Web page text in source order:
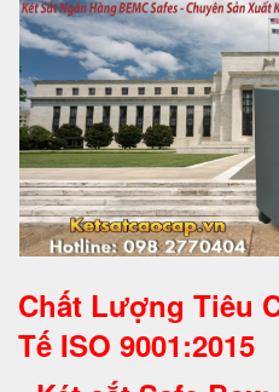
Chất Lượng Tiêu
Tế ISO 9001:2015